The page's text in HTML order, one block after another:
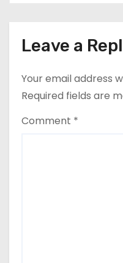
Leave a
Your email address
Required fields are
Comment *